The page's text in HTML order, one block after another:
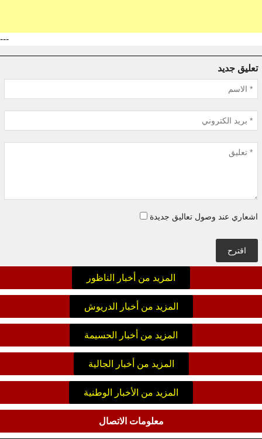
---
تعليق جديد
اشعاري عند وصول تعاليق جديدة
اقترح
المزيد من أخبار الناظور
المزيد من أخبار الدريوش
المزيد من أخبار الحسيمة
المزيد من أخبار الجالية
المزيد من الأخبار الوطنية
معلومات الاتصال